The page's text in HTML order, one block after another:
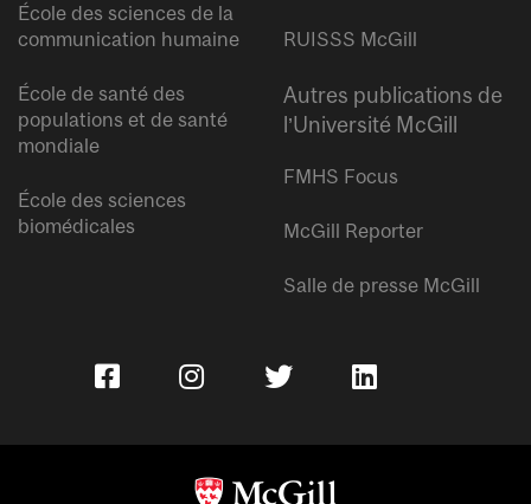
École des sciences de la
communication humaine
École de santé des
populations et de santé
mondiale
École des sciences
biomédicales
RUISSS McGill
Autres publications de
l’Université McGill
FMHS Focus
McGill Reporter
Salle de presse McGill